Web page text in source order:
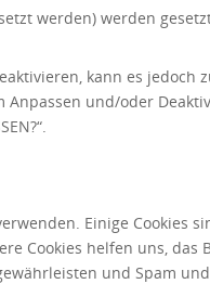
werden) werden
kann es jedoch
und/oder
“.
Einige Cookies
Cookies helfen uns,
und Spam